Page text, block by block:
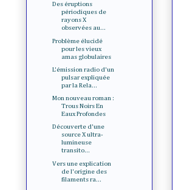
Des éruptions
périodiques de
rayons X
observées au...
Problème élucidé
pour les vieux
amas globulaires
L'émission radio d'un
pulsar expliquée
par la Rela...
Mon nouveau roman :
Trous Noirs En
Eaux Profondes
Découverte d'une
source X ultra-
lumineuse
transito...
Vers une explication
de l'origine des
filaments ra...